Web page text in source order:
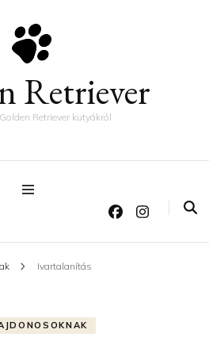
Retriever
Retriever kutyákról
Ivartalanítás